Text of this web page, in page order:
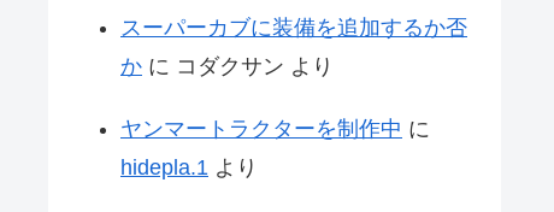
スーパーカブに装備を追加するか否
か に コダクサン より
ヤンマートラクターを制作中 に
hidepla.1 より